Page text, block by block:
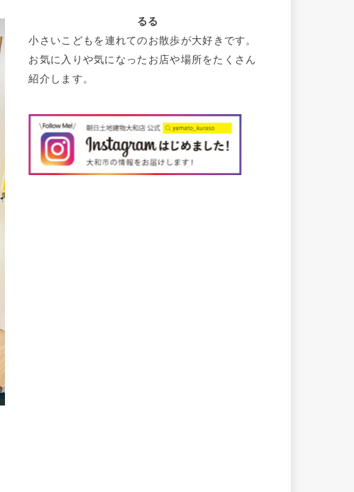
るる
小さいこどもを連れてのお散歩が大好きです。
お気に入りや気になったお店や場所をたくさん
紹介します。